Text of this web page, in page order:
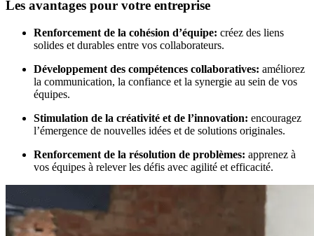
Les avantages pour votre entreprise
Renforcement de la cohésion d’équipe: créez des liens
solides et durables entre vos collaborateurs.
Développement des compétences collaboratives: améliorez
la communication, la confiance et la synergie au sein de vos
équipes.
Stimulation de la créativité et de l’innovation: encouragez
l’émergence de nouvelles idées et de solutions originales.
Renforcement de la résolution de problèmes: apprenez à
vos équipes à relever les défis avec agilité et efficacité.